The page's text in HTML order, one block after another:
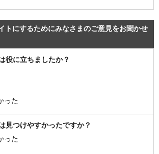
トにするためにみなさまのご意見をお聞かせ
役に立ちましたか？
った
見つけやすかったですか？
った